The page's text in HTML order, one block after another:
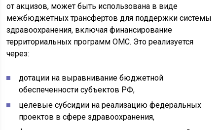
от акцизов, может быть использована в виде
межбюджетных трансфертов для поддержки системы
здравоохранения, включая финансирование
территориальных программ ОМС. Это реализуется
через:
дотации на выравнивание бюджетной
обеспеченности субъектов РФ,
целевые субсидии на реализацию федеральных
проектов в сфере здравоохранения,